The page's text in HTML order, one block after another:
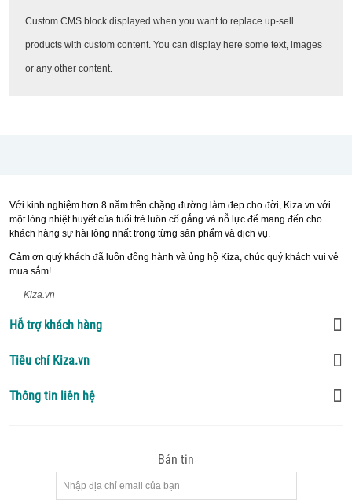
Custom CMS block displayed when you want to replace up-sell
products with custom content. You can display here some text, images
or any other content.
Với kinh nghiệm hơn 8 năm trên chặng đường làm đẹp cho đời, Kiza.vn với
một lòng nhiệt huyết của tuổi trẻ luôn cố gắng và nỗ lực để mang đến cho
khách hàng sự hài lòng nhất trong từng sản phẩm và dịch vụ.
Cảm ơn quý khách đã luôn đồng hành và ủng hộ Kiza, chúc quý khách vui vẻ
mua sắm!
Kiza.vn
Hỗ trợ khách hàng
Tiêu chí Kiza.vn
Thông tin liên hệ
Bản tin